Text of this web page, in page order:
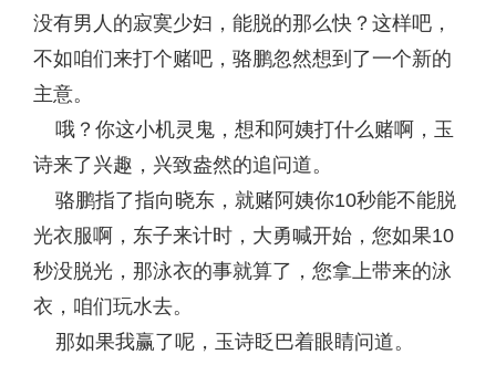
没有男人的寂寞少妇，能脱的那么快？这样吧，
不如咱们来打个赌吧，骆鹏忽然想到了一个新的
主意。
哦？你这小机灵鬼，想和阿姨打什么赌啊，玉
诗来了兴趣，兴致盎然的追问道。
骆鹏指了指向晓东，就赌阿姨你10秒能不能脱
光衣服啊，东子来计时，大勇喊开始，您如果10
秒没脱光，那泳衣的事就算了，您拿上带来的泳
衣，咱们玩水去。
那如果我赢了呢，玉诗眨巴着眼睛问道。